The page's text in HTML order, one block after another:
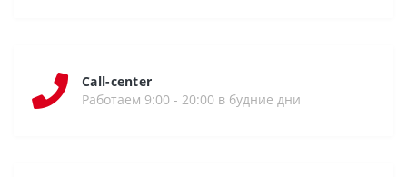
Call-center
Работаем 9:00 - 20:00 в будние дни